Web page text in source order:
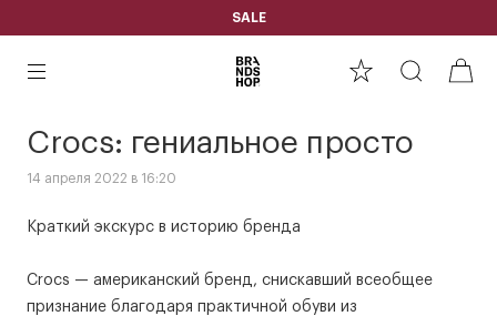
SALE
Crocs: гениальное просто
14 апреля 2022 в 16:20
Краткий экскурс в историю бренда
Crocs — американский бренд, снискавший всеобщее
признание благодаря практичной обуви из